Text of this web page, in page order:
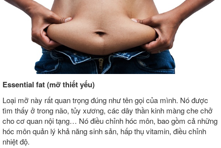
Essential fat (mỡ thiết yếu)
Loại mỡ này rất quan trọng đúng như tên gọi của mình. Nó được
tìm thấy ở trong não, tủy xương, các dây thần kinh màng che chở
cho cơ quan nội tạng… Nó điều chỉnh hóc môn, bao gồm cả những
hóc môn quản lý khả năng sinh sản, hấp thụ vitamin, điều chỉnh
nhiệt độ.